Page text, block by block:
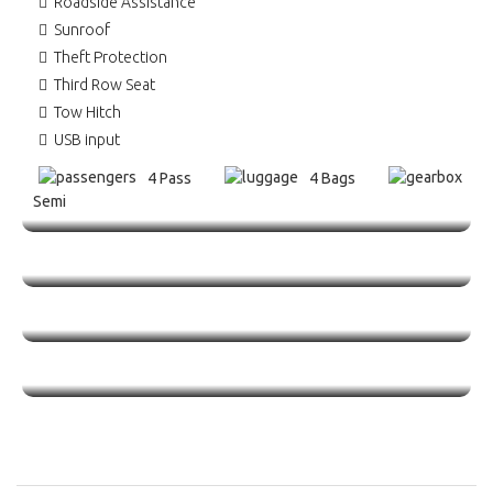
Sunroof
Theft Protection
Third Row Seat
Tow Hitch
USB input
4 Pass
4 Bags
Semi